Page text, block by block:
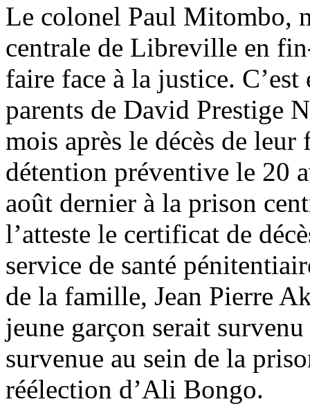
Le colonel Paul Mitombo,
centrale de Libreville en
faire face à la justice. C’est
parents de David Prestige
mois après le décès de
détention préventive le 20
août dernier à la prison
l’atteste le certificat de
service de santé
de la famille, Jean Pierre
jeune garçon serait
survenue au sein de la
réélection d’Ali Bongo.